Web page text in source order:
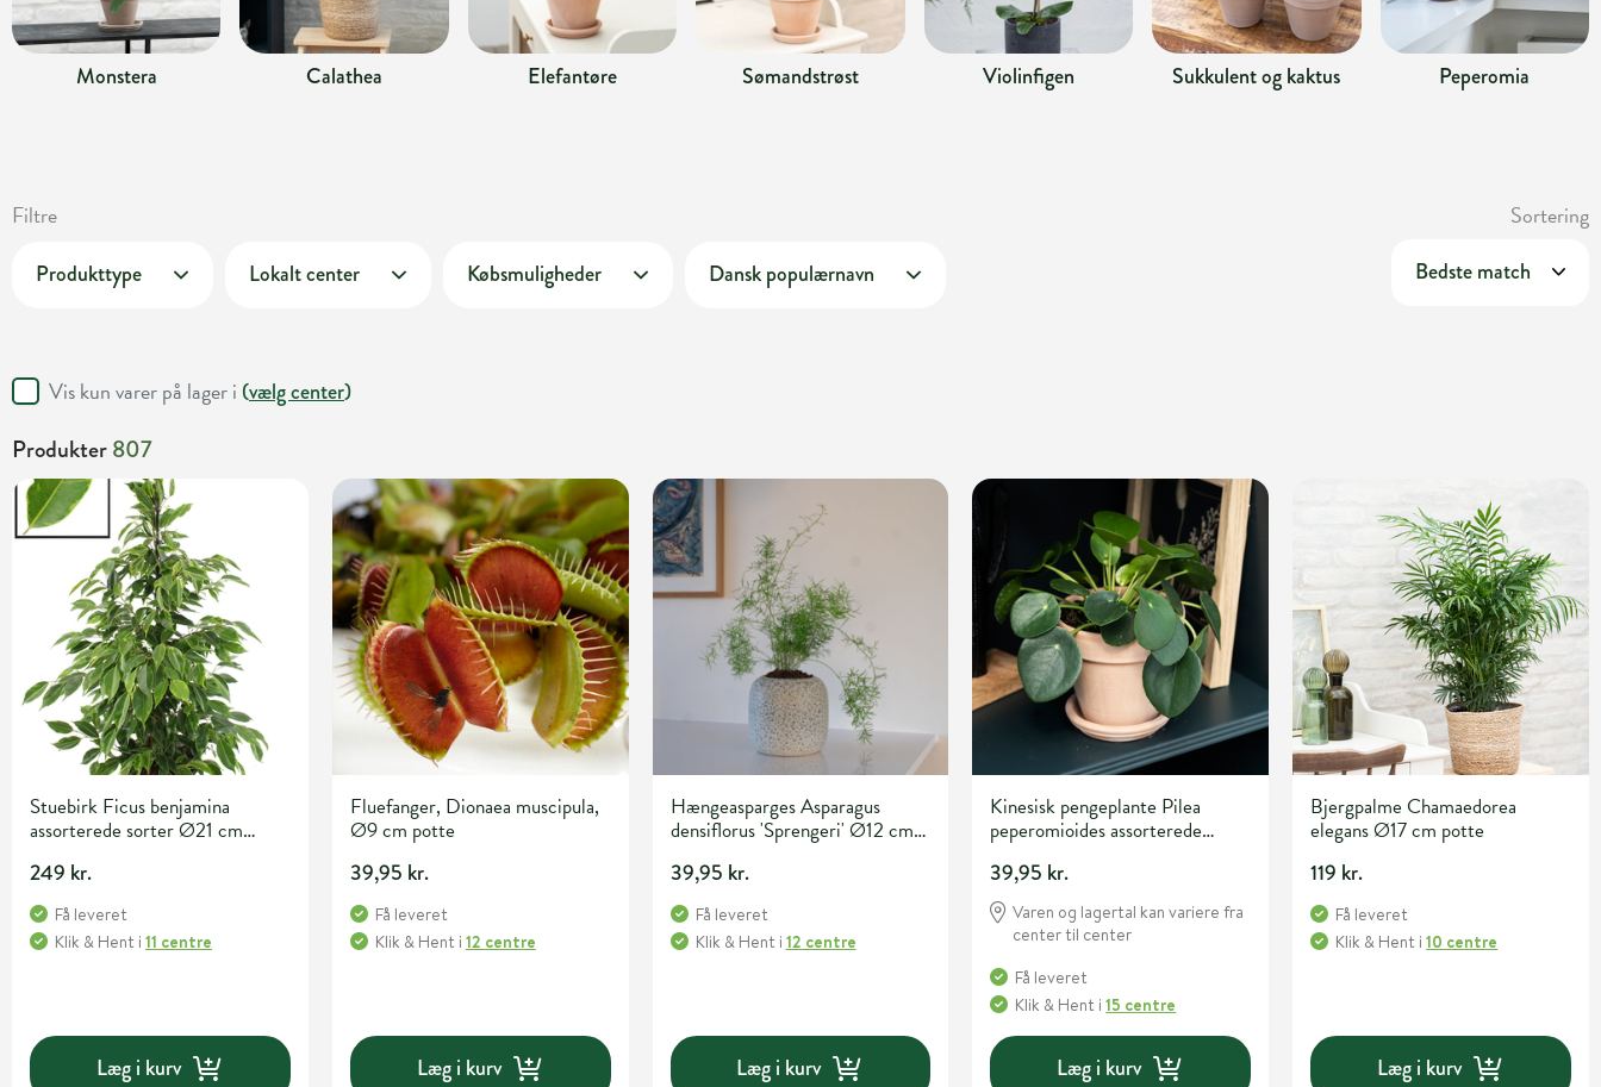
Monstera Calathea Elefantøre Sømandstrøst Violinfigen Sukkulent og kaktus Peperomia
Filtre Sortering
Produkttype Lokalt center Købsmuligheder Dansk populærnavn
Vis kun varer på lager i (vælg center)
Produkter807
Stuebirk Ficus benjamina
assorterede sorter Ø21 cm
249 kr.
Få leveret
Klik & Hent i 11 centre
Læg i kurv
Fluefanger, Dionaea muscipula,
Ø9 cm potte
39,95 kr.
Få leveret
Klik & Hent i 12 centre
Læg i kurv
Hængeasparges Asparagus
densiflorus 'Sprengeri' Ø12 cm
39,95 kr.
Få leveret
Klik & Hent i 12 centre
Læg i kurv
Kinesisk pengeplante Pilea
peperomioides assorterede
39,95 kr.
Varen og lagertal kan variere fra
center til center
Få leveret
Klik & Hent i15 centre
Læg i kurv
Bjergpalme Chamaedorea
elegans Ø17 cm potte
119 kr.
Få leveret
Klik & Hent i10 centre
Læg i kurv